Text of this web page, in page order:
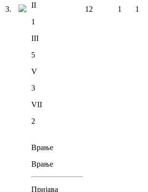
3.
II
1
III
5
V
3
VII
2
12 1 1
Врање
Врање
Пријава